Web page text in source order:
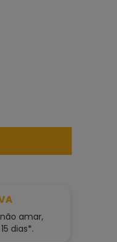
amar,
dias*.